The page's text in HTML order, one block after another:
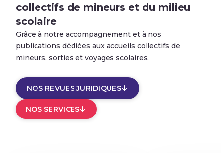
collectifs de mineurs et du milieu
scolaire
Grâce à notre accompagnement et à nos
publications dédiées aux accueils collectifs de
mineurs, sorties et voyages scolaires.
NOS REVUES JURIDIQUES
NOS SERVICES